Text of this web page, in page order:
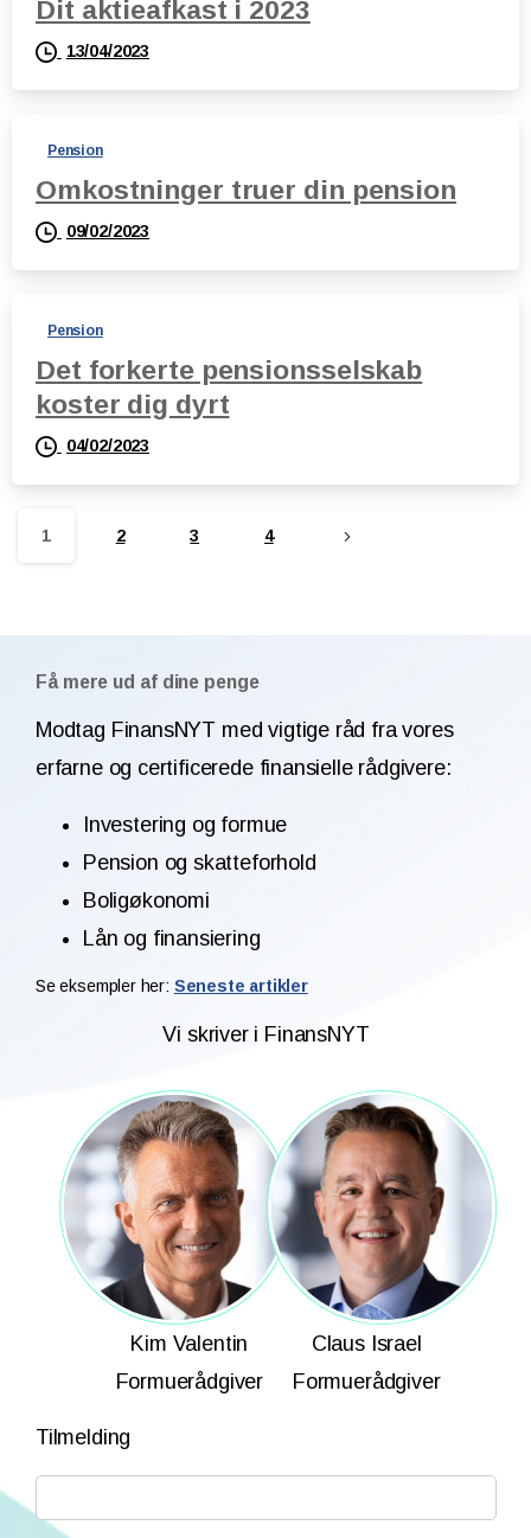
Dit aktieafkast i 2023
13/04/2023
Pension
Omkostninger truer din pension
09/02/2023
Pension
Det forkerte pensionsselskab
koster dig dyrt
04/02/2023
1 2 3 4
Få mere ud af dine penge
Modtag FinansNYT med vigtige råd fra vores
erfarne og certificerede finansielle rådgivere:
Investering og formue
Pension og skatteforhold
Boligøkonomi
Lån og finansiering
Se eksempler her: Seneste artikler
Vi skriver i FinansNYT
Kim Valentin
Formuerådgiver
Claus Israel
Formuerådgiver
Tilmelding